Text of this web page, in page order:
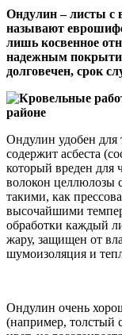
Ондулин – листы с
называют
лишь косвенное
надежным
долговечен, срок
Ондулин удобен для
содержит асбеста
который вреден для
волокон целлюлозы
такими, как
высочайшими
обработки каждый
жару, защищен от
шумоизоляция и
Ондулин очень
(например, толстый